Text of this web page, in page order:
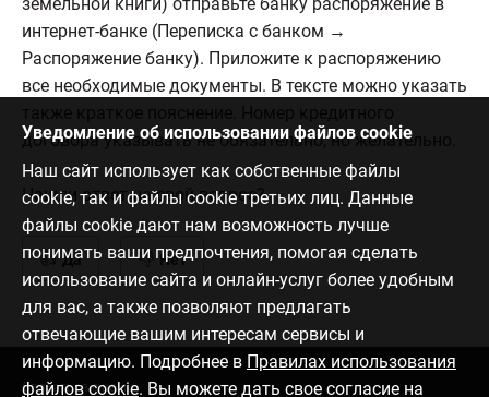
интернет-банке (Переписка с банком →
Распоряжение банку). Приложите к распоряжению
все необходимые документы. В тексте можно указать
договора указывать не обязательно, но желательно.
Нашли ответ на свой вопрос?
Да Нет
Уведомление об использовании файлов cookie
Наш сайт использует как собственные файлы
cookie, так и файлы cookie третьих лиц. Данные
файлы cookie дают нам возможность лучше
понимать ваши предпочтения, помогая сделать
использование сайта и онлайн-услуг более удобным
для вас, а также позволяют предлагать
отвечающие вашим интересам сервисы и
информацию. Подробнее в Правилах использования
файлов cookie. Вы можете дать свое согласие на
Связаться с нами